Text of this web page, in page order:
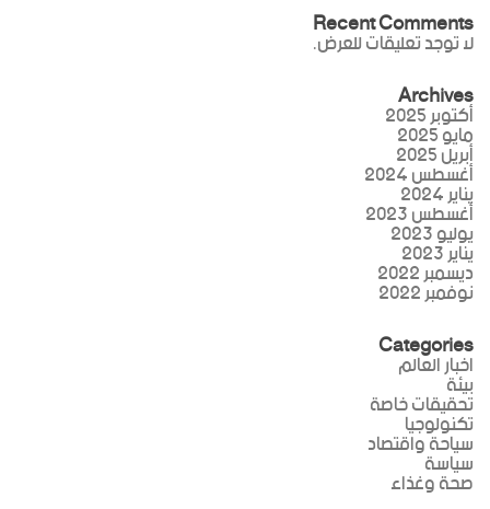
Recent Comments
لا توجد تعليقات للعرض.
Archives
أكتوبر 2025
مايو 2025
أبريل 2025
أغسطس 2024
يناير 2024
أغسطس 2023
يوليو 2023
يناير 2023
ديسمبر 2022
نوفمبر 2022
Categories
اخبار العالم
بيئة
تحقيقات خاصة
تكنولوجيا
سياحة واقتصاد
سياسة
صحة وغذاء